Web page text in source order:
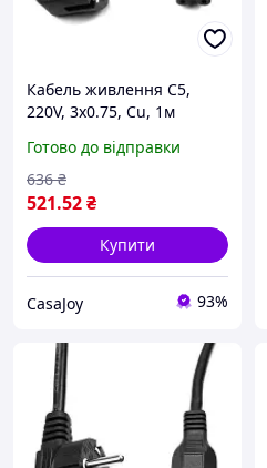
Кабель живлення C5,
220V, 3x0.75, Cu, 1м
Готово до відправки
521.52₴
636 ₴
Купити
CasaJoy 93%